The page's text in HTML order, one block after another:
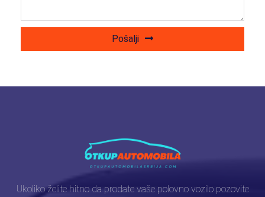
Pošalji
Ukoliko želite hitno da prodate vaše polovno vozilo pozovite